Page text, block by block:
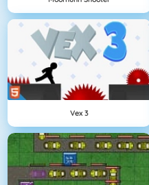
Vex 3